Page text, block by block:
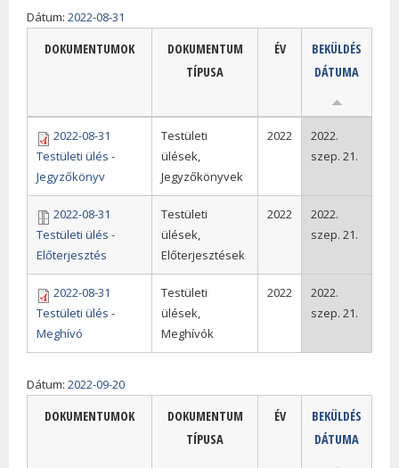
Dátum: 2022-08-31
DOKUMENTUMOK
DOKUMENTUM
TÍPUSA
ÉV
BEKÜLDÉS
DÁTUMA
2022-08-31
Testületi ülés -
Jegyzőkönyv
Testületi
ülések,
Jegyzőkönyvek
2022
2022.
szep. 21.
2022-08-31
Testületi ülés -
Előterjesztés
Testületi
ülések,
Előterjesztések
2022
2022.
szep. 21.
2022-08-31
Testületi ülés -
Meghívó
Testületi
ülések,
Meghívók
2022
2022.
szep. 21.
Dátum: 2022-09-20
DOKUMENTUMOK
DOKUMENTUM
TÍPUSA
ÉV
BEKÜLDÉS
DÁTUMA